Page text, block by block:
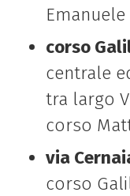
corso
centrale
tra largo
corso
via
corso